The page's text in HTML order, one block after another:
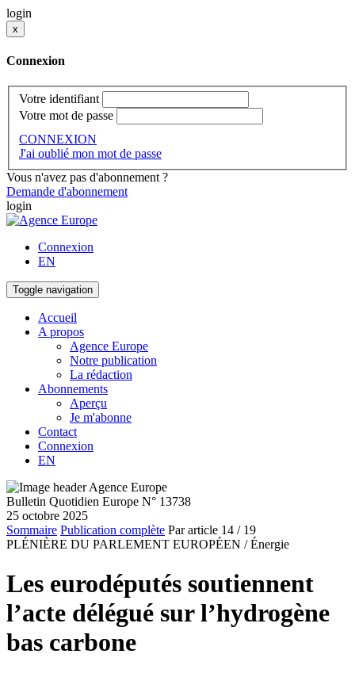
login
x
Connexion
Votre identifiant
Votre mot de passe
CONNEXION
J'ai oublié mon mot de passe
Vous n'avez pas d'abonnement ?
Demande d'abonnement
login
Connexion
EN
Toggle navigation
Accueil
A propos
Agence Europe
Notre publication
La rédaction
Abonnements
Aperçu
Je m'abonne
Contact
Connexion
EN
Bulletin Quotidien Europe N° 13738
25 octobre 2025
Sommaire Publication complète Par article 14 / 19
PLÉNIÈRE DU PARLEMENT EUROPÉEN / Énergie
Les eurodéputés soutiennent
l’acte délégué sur l’hydrogène
bas carbone